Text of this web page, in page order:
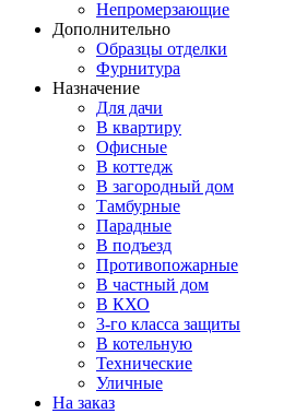
Непромерзающие
Дополнительно
Образцы отделки
Фурнитура
Назначение
Для дачи
В квартиру
Офисные
В коттедж
В загородный дом
Тамбурные
Парадные
В подъезд
Противопожарные
В частный дом
В КХО
3-го класса защиты
В котельную
Технические
Уличные
На заказ